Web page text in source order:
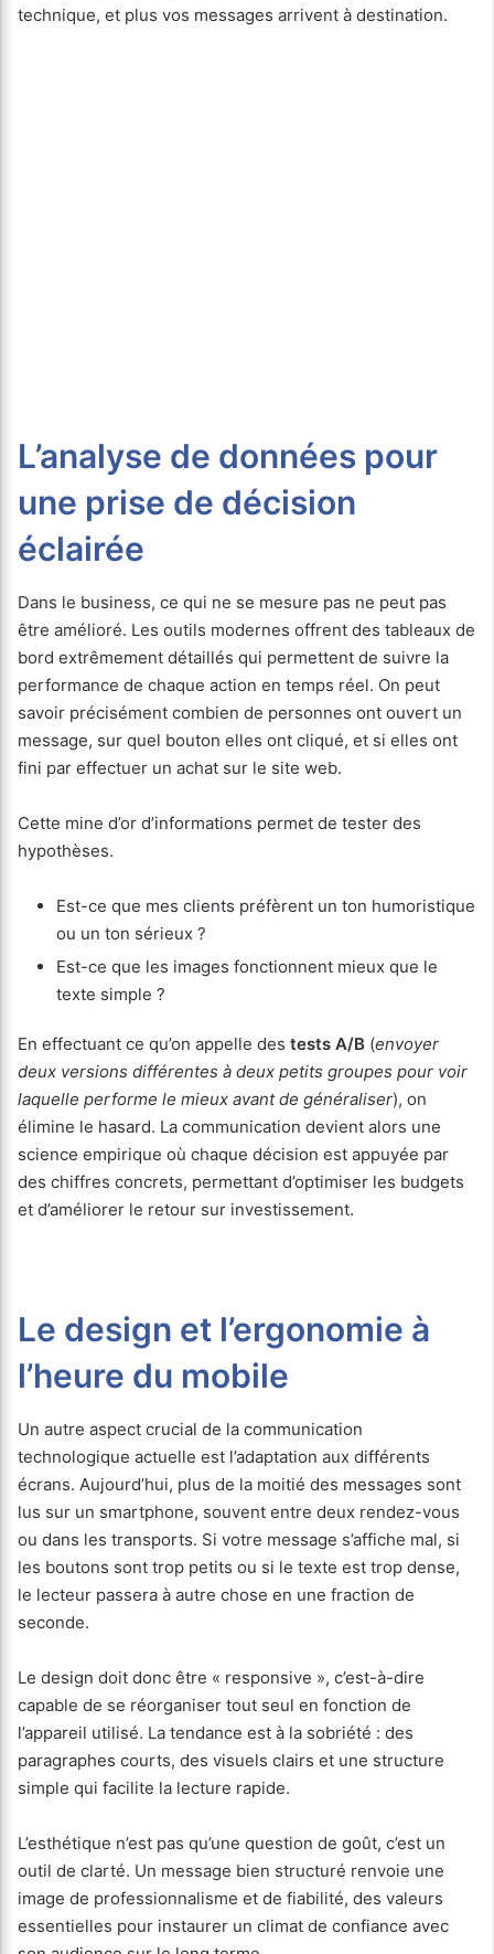
technique, et plus vos messages arrivent à destination.
L’analyse de données pour
une prise de décision
éclairée
Dans le business, ce qui ne se mesure pas ne peut pas
être amélioré. Les outils modernes offrent des tableaux de
bord extrêmement détaillés qui permettent de suivre la
performance de chaque action en temps réel. On peut
savoir précisément combien de personnes ont ouvert un
message, sur quel bouton elles ont cliqué, et si elles ont
fini par effectuer un achat sur le site web.
Cette mine d’or d’informations permet de tester des
hypothèses.
Est-ce que mes clients préfèrent un ton humoristique
ou un ton sérieux ?
Est-ce que les images fonctionnent mieux que le
texte simple ?
En effectuant ce qu’on appelle des tests A/B (envoyer
deux versions différentes à deux petits groupes pour voir
laquelle performe le mieux avant de généraliser), on
élimine le hasard. La communication devient alors une
science empirique où chaque décision est appuyée par
des chiffres concrets, permettant d’optimiser les budgets
et d’améliorer le retour sur investissement.
Le design et l’ergonomie à
l’heure du mobile
Un autre aspect crucial de la communication
technologique actuelle est l’adaptation aux différents
écrans. Aujourd’hui, plus de la moitié des messages sont
lus sur un smartphone, souvent entre deux rendez-vous
ou dans les transports. Si votre message s’affiche mal, si
les boutons sont trop petits ou si le texte est trop dense,
le lecteur passera à autre chose en une fraction de
seconde.
Le design doit donc être « responsive », c’est-à-dire
capable de se réorganiser tout seul en fonction de
l’appareil utilisé. La tendance est à la sobriété : des
paragraphes courts, des visuels clairs et une structure
simple qui facilite la lecture rapide.
L’esthétique n’est pas qu’une question de goût, c’est un
outil de clarté. Un message bien structuré renvoie une
image de professionnalisme et de fiabilité, des valeurs
essentielles pour instaurer un climat de confiance avec